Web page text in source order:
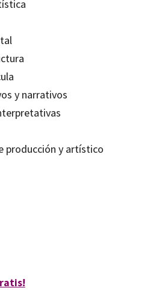
y narrativos
producción y artístico